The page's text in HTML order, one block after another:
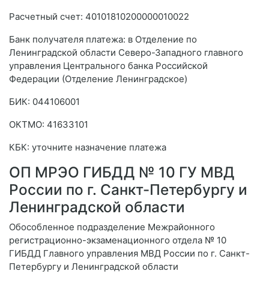
Расчетный счет: 40101810200000010022
Банк получателя платежа: в Отделение по
Ленинградской области Северо-Западного главного
управления Центрального банка Российской
Федерации (Отделение Ленинградское)
БИК: 044106001
ОКТMО: 41633101
КБК: уточните назначение платежа
ОП МРЭО ГИБДД № 10 ГУ МВД
России по г. Санкт-Петербургу и
Ленинградской области
Обособленное подразделение Межрайонного
регистрационно-экзаменационного отдела № 10
ГИБДД Главного управления МВД России по г. Санкт-
Петербургу и Ленинградской области